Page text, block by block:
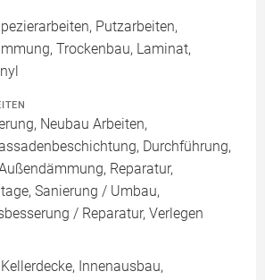
Putzarbeiten,
Trockenbau, Laminat,
Neubau Arbeiten,
Durchführung,
Reparatur,
Sanierung / Umbau,
/ Reparatur, Verlegen
Innenausbau,